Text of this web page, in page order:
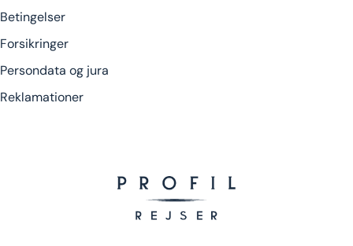
Betingelser
Forsikringer
Persondata og jura
Reklamationer